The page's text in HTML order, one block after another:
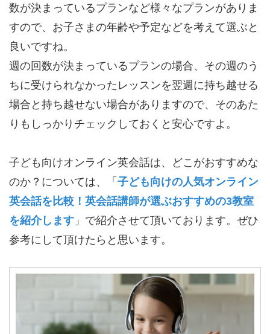
数が決まっているプランなど様々なプランがありま
すので、お子さまの年齢や予定などを考えて選ぶと
良いですね。
週の回数が決まっているプランの場合、その週のう
ちに受けられなかったレッスンを翌週に持ち越せる
場合と持ち越せない場合がありますので、そのあた
りもしっかりチェックしておくと安心ですよ。
子ども向けオンライン英会話は、どこがおすすめな
のか？については、「 子ども向けの人気オンライン
英会話を比較！英会話講師が選ぶおすすめの3教室
を紹介します 」で紹介させて頂いております。ぜひ
参考にして頂けたらと思います。